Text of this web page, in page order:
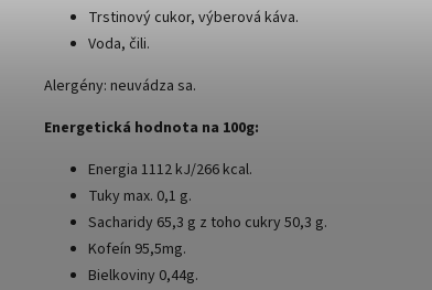
Trstinový cukor, výberová káva.
Voda, čili.
Alergény: neuvádza sa.
Energetická hodnota na 100g:
Energia 1112 kJ/266 kcal.
Tuky max. 0,1 g.
Sacharidy 65,3 g z toho cukry 50,3 g.
Kofeín 95,5mg.
Bielkoviny 0,44g.